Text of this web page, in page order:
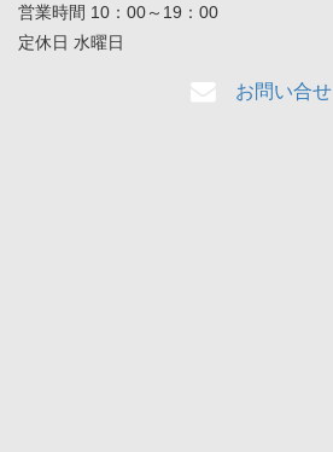
営業時間 10：00～19：00
定休日 水曜日
お問い合せ